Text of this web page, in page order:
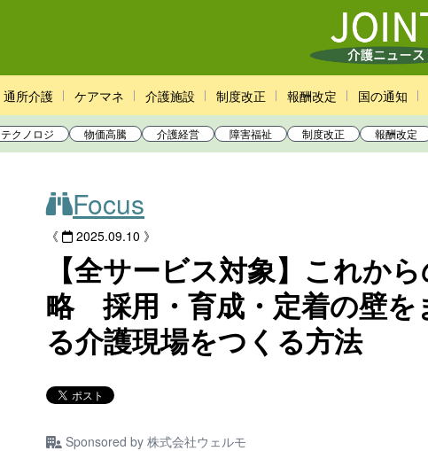
通所介護 ケアマネ 介護施設 制度改正 報酬改定 国の通知
テクノロジ 物価高騰 介護経営 障害福祉 制度改正 報酬改定
Focus
《 2025.09.10 》
【全サービス対象】これか
略 採用・育成・定着の壁を
る介護現場をつくる方法
Sponsored by 株式会社ウェルモ